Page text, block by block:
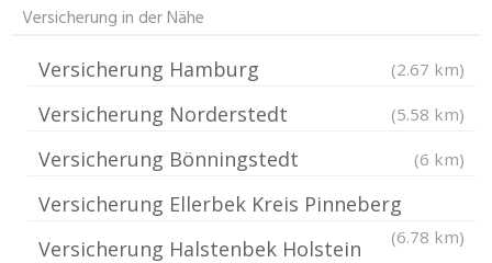
Versicherung in der Nähe
Versicherung Hamburg (2.67 km)
Versicherung Norderstedt (5.58 km)
Versicherung Bönningstedt (6 km)
Versicherung Ellerbek Kreis Pinneberg
(6.78 km)
Versicherung Halstenbek Holstein